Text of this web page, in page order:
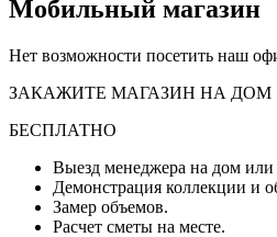
Мобильный магазин
Нет возможности посетить наш
ЗАКАЖИТЕ МАГАЗИН НА ДОМ
БЕСПЛАТНО
Выезд менеджера на дом или
Демонстрация коллекции и
Замер объемов.
Расчет сметы на месте.